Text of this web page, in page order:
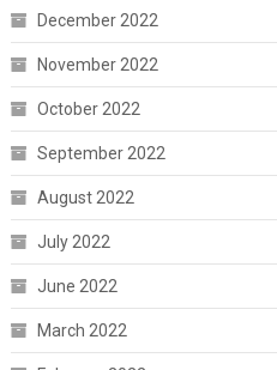
December 2022
November 2022
October 2022
September 2022
August 2022
July 2022
June 2022
March 2022